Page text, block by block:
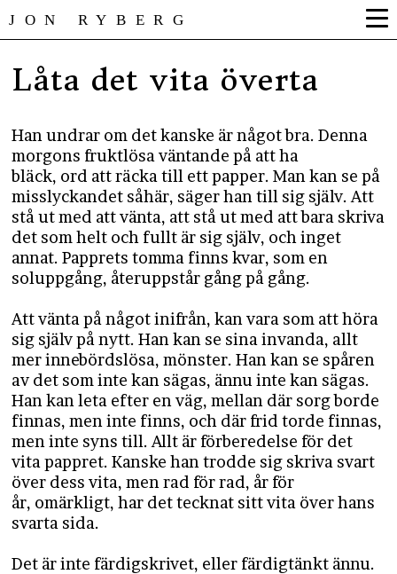
JON RYBERG
Låta det vita överta
Han undrar om det kanske är något bra. Denna
morgons fruktlösa väntande på att ha
bläck, ord att räcka till ett papper. Man kan se på
misslyckandet såhär, säger han till sig själv. Att
stå ut med att vänta, att stå ut med att bara skriva
det som helt och fullt är sig själv, och inget
annat. Papprets tomma finns kvar, som en
soluppgång, återuppstår gång på gång.
Att vänta på något inifrån, kan vara som att höra
sig själv på nytt. Han kan se sina invanda, allt
mer innebördslösa, mönster. Han kan se spåren
av det som inte kan sägas, ännu inte kan sägas.
Han kan leta efter en väg, mellan där sorg borde
finnas, men inte finns, och där frid torde finnas,
men inte syns till. Allt är förberedelse för det
vita pappret. Kanske han trodde sig skriva svart
över dess vita, men rad för rad, år för
år, omärkligt, har det tecknat sitt vita över hans
svarta sida.
Det är inte färdigskrivet, eller färdigtänkt ännu.